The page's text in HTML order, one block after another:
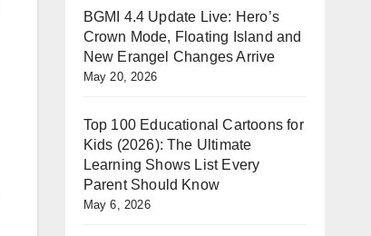
BGMI 4.4 Update Live: Hero’s
Crown Mode, Floating Island and
New Erangel Changes Arrive
May 20, 2026
Top 100 Educational Cartoons for
Kids (2026): The Ultimate
Learning Shows List Every
Parent Should Know
May 6, 2026